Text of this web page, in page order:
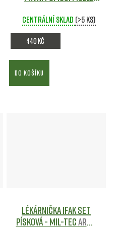
shop
Centrální sklad (>5 ks)
440 Kč
DO KOŠÍKU
Lékárnička IFAK set
Písková - Mil-tecArmy